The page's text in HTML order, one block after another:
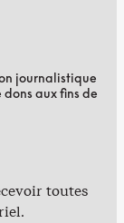
journalistique
aux fins de
toutes